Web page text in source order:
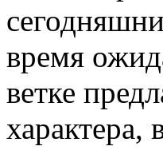
время
ветке
характера,